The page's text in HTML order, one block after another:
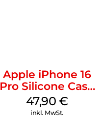
Apple iPhone 16
Pro Silicone Case
MagSafe Denim
47,90 €
inkl. MwSt.